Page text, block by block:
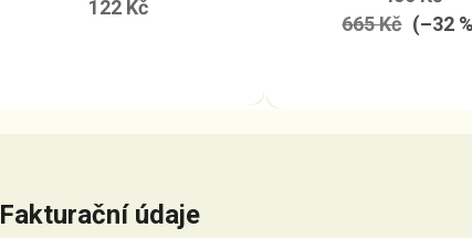
122 Kč
665 Kč (–32
Fakturační údaje